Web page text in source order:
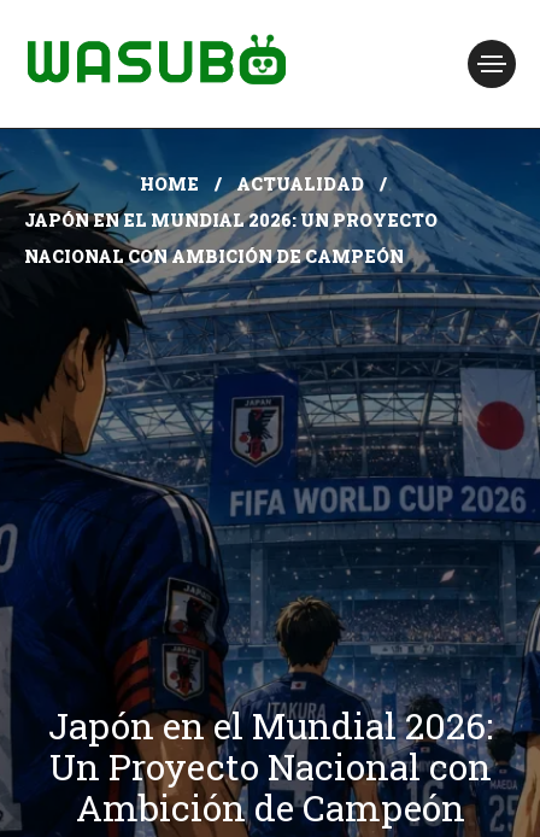
HOME
ACTUALIDAD
JAPÓN EN EL MUNDIAL 2026: UN PROYECTO
NACIONAL CON AMBICIÓN DE CAMPEÓN
Japón en el Mundial 2026:
Un Proyecto Nacional con
Ambición de Campeón